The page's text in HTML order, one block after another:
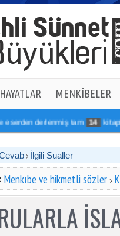
HAYATLAR MENKÎBELER
derlenmiş tam 14 kitaptan
İlgili Sualler
Menkıbe ve hikmetli sözler